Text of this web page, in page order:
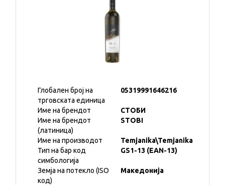
Глобален број на
трговската единица
05319991646216
Име на брендот
СТОБИ
Име на брендот
(латиница)
STOBI
Име на производот
Temjanika\Temjanika
Тип на бар код
симбологија
GS1-13 (EAN-13)
Земја на потекло (ISO
код)
Македонија